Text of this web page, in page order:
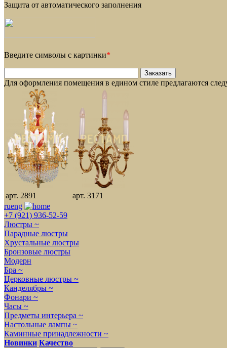
Защита от автоматического заполнения
Введите символы с картинки*
Для оформления помещения в едином стиле предлагаются
арт. 2891
арт. 3171
rueng
+7 (921) 936-52-59
Люстры ~
Парадные люстры
Хрустальные люстры
Бронзовые люстры
Модерн
Бра ~
Церковные люстры ~
Канделябры ~
Фонари ~
Часы ~
Предметы интерьера ~
Настольные лампы ~
Каминные принадлежности ~
Новинки Качество